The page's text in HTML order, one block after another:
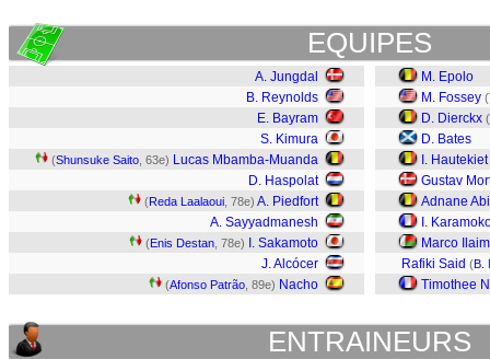
EQUIPES
A. Jungdal
B. Reynolds
E. Bayram
S. Kimura
(Shunsuke Saito , 63e) Lucas Mbamba-Muanda
D. Haspolat
(Reda Laalaoui , 78e) A. Piedfort
A. Sayyadmanesh
(Enis Destan , 78e)
I. Sakamoto
J. Alcócer
(Afonso Patrão , 89e) Nacho
M. Epolo
M. Fossey (
D. Dierckx (
D. Bates
I. Hautekiet
Gustav
Adnane
I.
Marco
Rafiki Said (B.
Timothee
ENTRAINEURS